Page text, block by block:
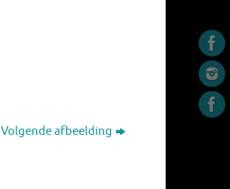
Volgende afbeelding